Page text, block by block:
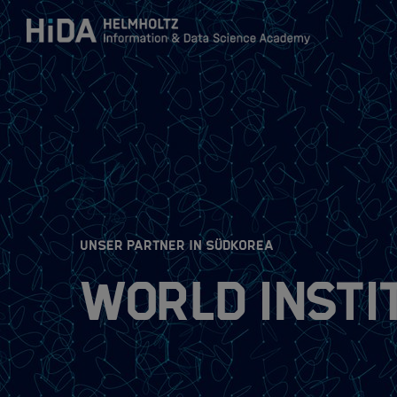
Zum Inhalt springen
Training
Research Schools
Mobilität
HIDA
UNSER PARTNER IN SÜDKOREA
World